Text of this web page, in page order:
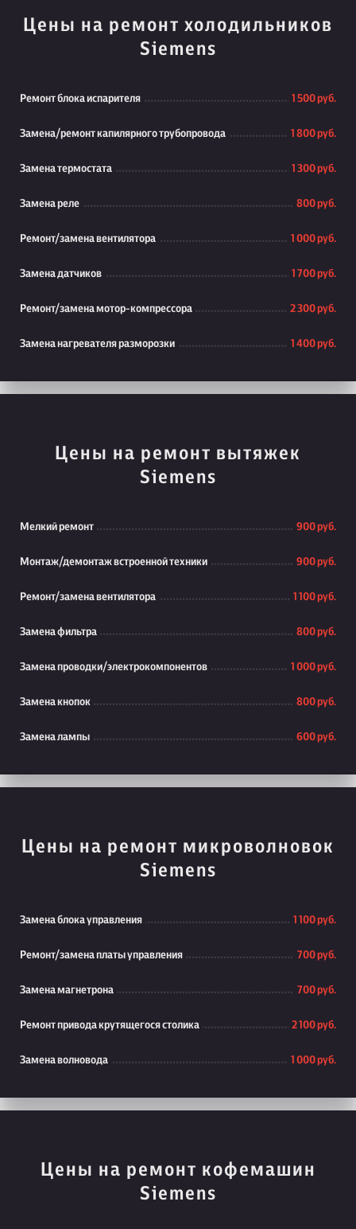
Цены на ремонт холодильников
Siemens
Ремонт блока испарителя 1 500 руб.
Замена/ремонт капилярного трубопровода 1 800 руб.
Замена термостата 1 300 руб.
Замена реле 800 руб.
Ремонт/замена вентилятора 1 000 руб.
Замена датчиков 1 700 руб.
Ремонт/замена мотор-компрессора 2 300 руб.
Замена нагревателя разморозки 1 400 руб.
Цены на ремонт вытяжек
Siemens
Мелкий ремонт 900 руб.
Монтаж/демонтаж встроенной техники 900 руб.
Ремонт/замена вентилятора 1 100 руб.
Замена фильтра 800 руб.
Замена проводки/электрокомпонентов 1 000 руб.
Замена кнопок 800 руб.
Замена лампы 600 руб.
Цены на ремонт микроволновок
Siemens
Замена блока управления 1 100 руб.
Ремонт/замена платы управления 700 руб.
Замена магнетрона 700 руб.
Ремонт привода крутящегося столика 2 100 руб.
Замена волновода 1 000 руб.
Цены на ремонт кофемашин
Siemens